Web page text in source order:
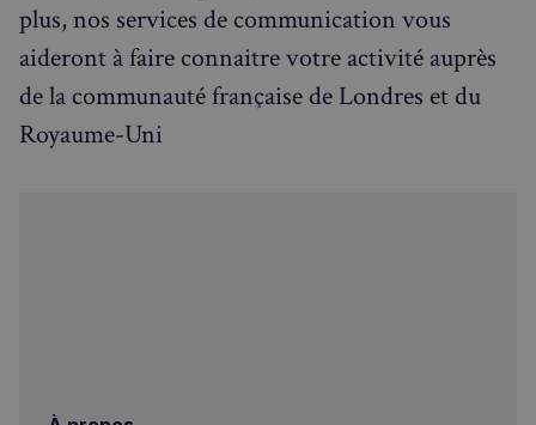
plus, nos services de communication vous
aideront à faire connaitre votre activité auprès
de la communauté française de Londres et du
Royaume-Uni